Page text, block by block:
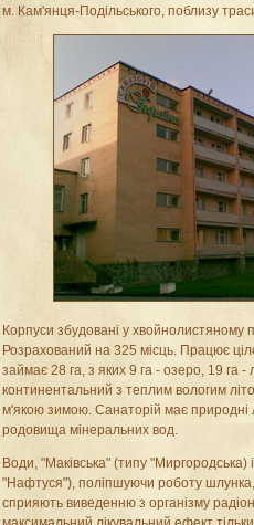
м. Кам'янця-Подільського, поблизу
Корпуси збудовані у хвойнолистяному
Розрахований на 325 місць. Працює
займає 28 га, з яких 9 га - озеро, 19 га -
континентальний з теплим вологим
м'якою зимою. Санаторій має природні
родовища мінеральних вод.
Води, "Маківська" (типу
"Нафтуся"), поліпшуючи роботу шлунка,
сприяють виведенню з організму